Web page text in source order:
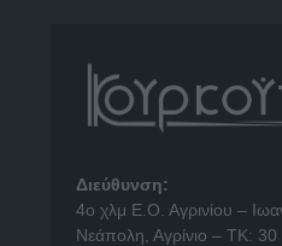
Διεύθυνση:
4o χλμ Ε.Ο. Αγρινίου –
Νεάπολη, Αγρίνιο – ΤΚ: 30